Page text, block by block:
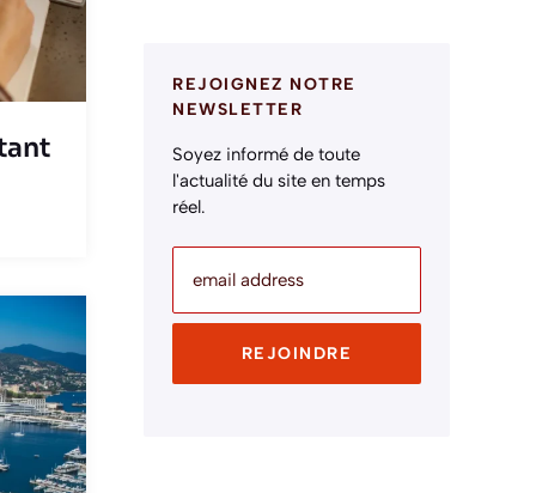
REJOIGNEZ NOTRE
NEWSLETTER
Soyez informé de toute
l'actualité du site en temps
réel.
email address
REJOINDRE